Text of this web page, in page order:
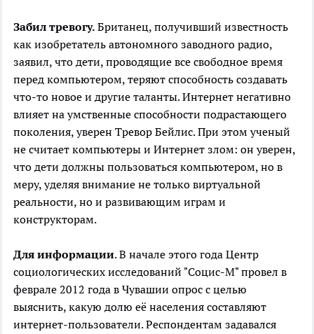
Забил тревогу. Британец, получивший известность
как изобретатель автономного заводного радио,
заявил, что дети, проводящие все свободное время
перед компьютером, теряют способность создавать
что-то новое и другие таланты. Интернет негативно
влияет на умственные способности подрастающего
поколения, уверен Тревор Бейлис. При этом ученый
не считает компьютеры и Интернет злом: он уверен,
что дети должны пользоваться компьютером, но в
меру, уделяя внимание не только виртуальной
реальности, но и развивающим играм и
конструкторам.
Для информации. В начале этого года Центр
социологических исследований "Социс-М" провел в
феврале 2012 года в Чувашии опрос с целью
выяснить, какую долю её населения составляют
интернет-пользователи. Респондентам задавался